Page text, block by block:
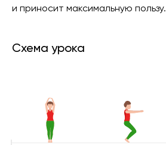
и приносит максимальную пользу.
Схема урока